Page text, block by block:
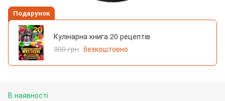
Подарунок
Кулінарна книга 20 рецептів
300 грн безкоштовно
В наявності